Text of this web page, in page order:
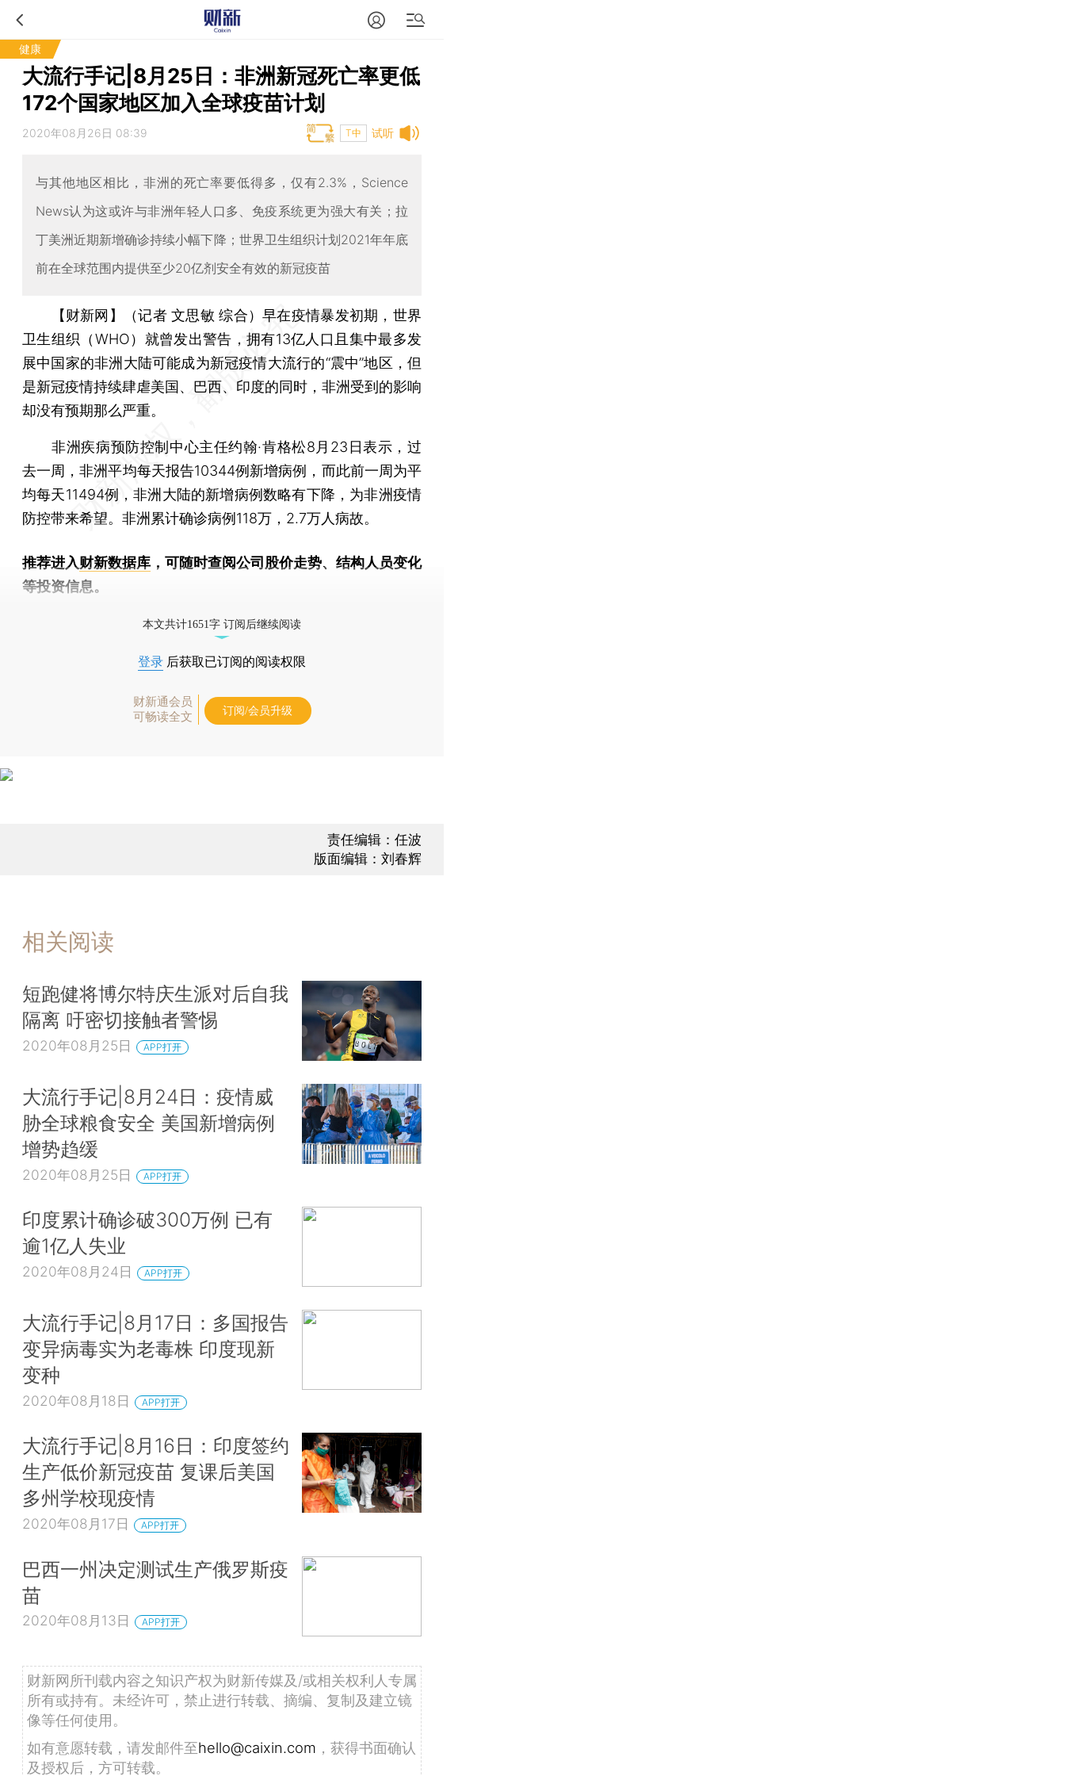
健康
大流行手记|8月25日：非洲新冠死亡率更低
172个国家地区加入全球疫苗计划
试听
2020年08月26日 08:39 T中
与其他地区相比，非洲的死亡率要低得多，仅有2.3%，Science
News认为这或许与非洲年轻人口多、免疫系统更为强大有关；拉
丁美洲近期新增确诊持续小幅下降；世界卫生组织计划2021年年底
前在全球范围内提供至少20亿剂安全有效的新冠疫苗
【财新网】（记者 文思敏 综合）早在疫情暴发初期，世界
卫生组织（WHO）就曾发出警告，拥有13亿人口且集中最多发
展中国家的非洲大陆可能成为新冠疫情大流行的“震中”地区，但
是新冠疫情持续肆虐美国、巴西、印度的同时，非洲受到的影响
却没有预期那么严重。
非洲疾病预防控制中心主任约翰·肯格松8月23日表示，过
去一周，非洲平均每天报告10344例新增病例，而此前一周为平
均每天11494例，非洲大陆的新增病例数略有下降，为非洲疫情
防控带来希望。非洲累计确诊病例118万，2.7万人病故。
推荐进入财新数据库 ，可随时查阅公司股价走势、结构人员变化
等投资信息。
本文共计1651字 订阅后继续阅读
登录 后获取已订阅的阅读权限
财新通会员
可畅读全文
订阅/会员升级
责任编辑：任波
版面编辑：刘春辉
相关阅读
短跑健将博尔特庆生派对后自我
隔离 吁密切接触者警惕
2020年08月25日 APP打开
大流行手记|8月24日：疫情威
胁全球粮食安全 美国新增病例
增势趋缓
2020年08月25日 APP打开
印度累计确诊破300万例 已有
逾1亿人失业
2020年08月24日 APP打开
大流行手记|8月17日：多国报告
变异病毒实为老毒株 印度现新
变种
2020年08月18日 APP打开
大流行手记|8月16日：印度签约
生产低价新冠疫苗 复课后美国
多州学校现疫情
2020年08月17日 APP打开
巴西一州决定测试生产俄罗斯疫
苗
2020年08月13日 APP打开
财新网所刊载内容之知识产权为财新传媒及/或相关权利人专属
所有或持有。未经许可，禁止进行转载、摘编、复制及建立镜
像等任何使用。
如有意愿转载，请发邮件至hello@caixin.com ，获得书面确认
及授权后，方可转载。